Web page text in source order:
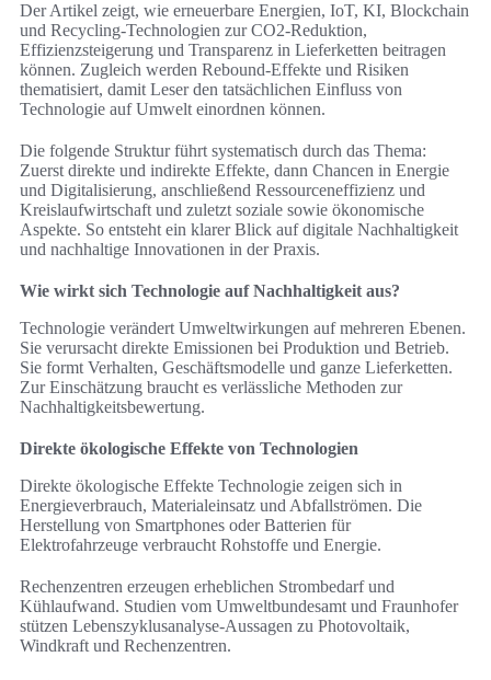
Der Artikel zeigt, wie erneuerbare Energien, IoT, KI, Blockchain
und Recycling-Technologien zur CO2-Reduktion,
Effizienzsteigerung und Transparenz in Lieferketten beitragen
können. Zugleich werden Rebound-Effekte und Risiken
thematisiert, damit Leser den tatsächlichen Einfluss von
Technologie auf Umwelt einordnen können.
Die folgende Struktur führt systematisch durch das Thema:
Zuerst direkte und indirekte Effekte, dann Chancen in Energie
und Digitalisierung, anschließend Ressourceneffizienz und
Kreislaufwirtschaft und zuletzt soziale sowie ökonomische
Aspekte. So entsteht ein klarer Blick auf digitale Nachhaltigkeit
und nachhaltige Innovationen in der Praxis.
Wie wirkt sich Technologie auf Nachhaltigkeit aus?
Technologie verändert Umweltwirkungen auf mehreren Ebenen.
Sie verursacht direkte Emissionen bei Produktion und Betrieb.
Sie formt Verhalten, Geschäftsmodelle und ganze Lieferketten.
Zur Einschätzung braucht es verlässliche Methoden zur
Nachhaltigkeitsbewertung.
Direkte ökologische Effekte von Technologien
Direkte ökologische Effekte Technologie zeigen sich in
Energieverbrauch, Materialeinsatz und Abfallströmen. Die
Herstellung von Smartphones oder Batterien für
Elektrofahrzeuge verbraucht Rohstoffe und Energie.
Rechenzentren erzeugen erheblichen Strombedarf und
Kühlaufwand. Studien vom Umweltbundesamt und Fraunhofer
stützen Lebenszyklusanalyse-Aussagen zu Photovoltaik,
Windkraft und Rechenzentren.